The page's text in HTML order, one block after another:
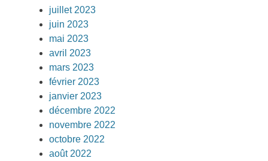
juillet 2023
juin 2023
mai 2023
avril 2023
mars 2023
février 2023
janvier 2023
décembre 2022
novembre 2022
octobre 2022
août 2022